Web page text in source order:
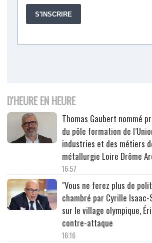
D'HEURE EN HEURE
Thomas Gaubert nommé
du pôle formation de
industries et des métiers
métallurgie Loire Drôme
16:57
"Vous ne ferez plus de
chambré par Cyrille
sur le village olympique,
contre-attaque
16:16